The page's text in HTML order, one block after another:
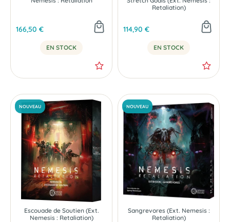
166,50 €
EN STOCK
Retaliation)
114,90 €
EN STOCK
Escouade de Soutien (Ext.
Nemesis : Retaliation)
Sangrevores (Ext. Nemesis :
Retaliation)